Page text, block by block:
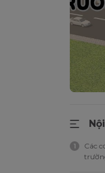
1
Các